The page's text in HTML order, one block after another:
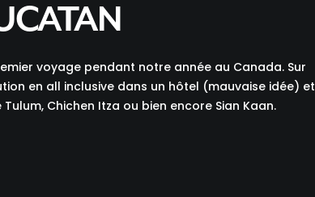
voyage pendant notre année au Canada. Sur
en all inclusive dans un hôtel (mauvaise idée) et
Chichen Itza ou bien encore Sian Kaan.